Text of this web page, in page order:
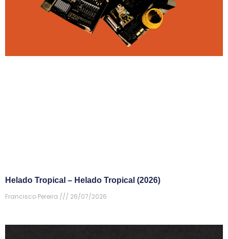
Helado Tropical – Helado Tropical (2026)
Francisco Pereira
26/07/2026